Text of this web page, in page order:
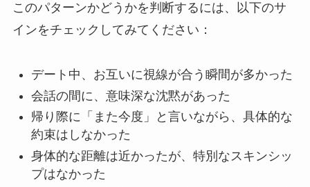
このパターンかどうかを判断するには、以下のサ
インをチェックしてみてください：
デート中、お互いに視線が合う瞬間が多かった
会話の間に、意味深な沈黙があった
帰り際に「また今度」と言いながら、具体的な
約束はしなかった
身体的な距離は近かったが、特別なスキンシッ
プはなかった